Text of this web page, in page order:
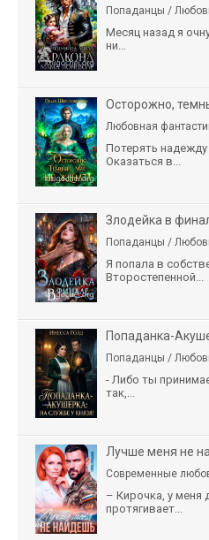
Попаданцы /
Месяц назад я
ни...
Осторожно,
Любовная
Потерять надежду
Оказаться в...
Злодейка в
Попаданцы /
Я попала в
Второстепенной...
Попаданка-
Попаданцы /
- Либо ты
так,...
Лучше меня не
Современные
– Кирочка, у меня
протягивает...